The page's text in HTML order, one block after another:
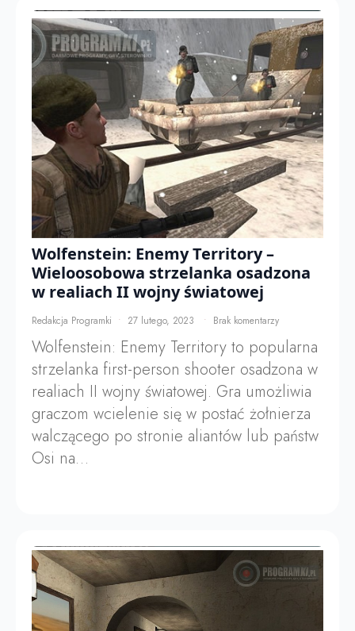
Wolfenstein: Enemy Territory –
Wieloosobowa strzelanka osadzona
w realiach II wojny światowej
Redakcja Programki 27 lutego, 2023 Brak komentarzy
Wolfenstein: Enemy Territory to popularna
strzelanka first-person shooter osadzona w
realiach II wojny światowej. Gra umożliwia
graczom wcielenie się w postać żołnierza
walczącego po stronie aliantów lub państw
Osi na…